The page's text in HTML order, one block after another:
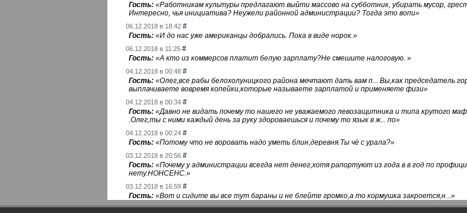
Гость: «Работникам культуры предлагают выйти массово на субботник, убирать мусор,
Интересно, чья инициатива? Неужели районной администрации? Тогда это вопи»
06.12.2018 в 18:42 #
Гость: «И до нас уже американцы добрались. Пока в виде норок.»
06.12.2018 в 11:25 #
Гость: «А кто из коммерсов платит белую зарплату?Не смешите налоговую. »
04.12.2018 в 00:48 #
Гость: «Олег,все рабы белохолуницкого района мечтают дать вам п... Вы,как председатель
выплачиваете вовремя копейки,которые называете зарплатой и применяете физи»
04.12.2018 в 00:34 #
Гость: «Давно не видать почему то нашего не уважаемого левозащитника и типа крутого
.Олег,ты с ними каждый день за руку здороваешься и почему то язык в ж... по»
04.12.2018 в 00:24 #
Гость: «Потому что не воровать надо уметь блин,деревня.Ты чё с урала?»
03.12.2018 в 20:56 #
Гость: «Почему у администрации всегда нет денег,хотя рапортуют из года в в год по
нету.НОНСЕНС.»
03.12.2018 в 16:59 #
Гость: «Вот и сидите вы все тут бараны и не блейте громко,а то кормушка закроется,н...»